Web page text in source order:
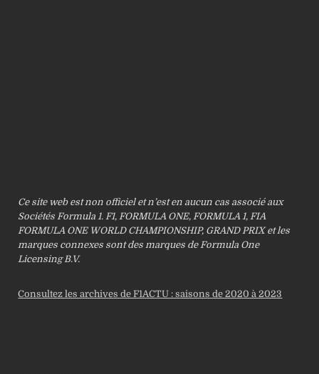
Ce site web est non officiel et n’est en aucun cas associé aux
Sociétés Formula 1. F1, FORMULA ONE, FORMULA 1, FIA
FORMULA ONE WORLD CHAMPIONSHIP, GRAND PRIX et les
marques connexes sont des marques de Formula One
Licensing B.V.
Consultez les archives de F1ACTU : saisons de 2020 à 2023